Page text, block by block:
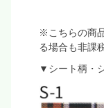
※こちらの商
る場合も非課
▼シート柄・